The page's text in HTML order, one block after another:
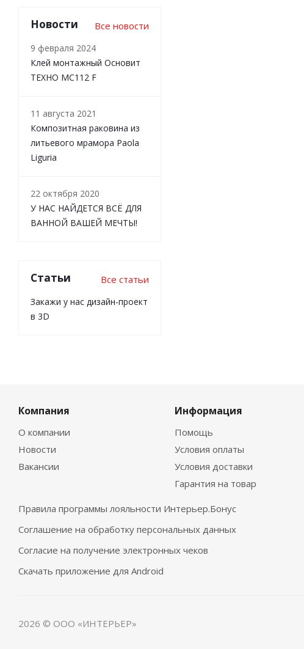
Новости Все новости
9 февраля 2024
Клей монтажный Основит
ТЕХНО MC112 F
11 августа 2021
Композитная раковина из
литьевого мрамора Paola
Liguria
22 октября 2020
У НАС НАЙДЕТСЯ ВСЁ ДЛЯ
ВАННОЙ ВАШЕЙ МЕЧТЫ!
Статьи Все статьи
Закажи у нас дизайн-проект
в 3D
Компания
О компании
Новости
Вакансии
Информация
Помощь
Условия оплаты
Условия доставки
Гарантия на товар
Правила программы лояльности Интерьер.Бонус
Соглашение на обработку персональных данных
Согласие на получение электронных чеков
Скачать приложение для Android
2026 © ООО «ИНТЕРЬЕР»